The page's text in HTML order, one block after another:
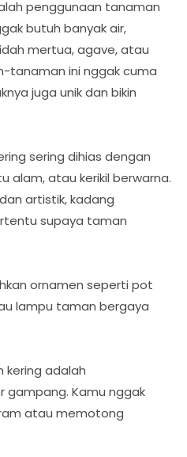
penggunaan tanaman
butuh banyak air,
mertua, agave, atau
tanaman ini nggak cuma
juga unik dan bikin
sering dihias dengan
alam, atau kerikil berwarna.
artistik, kadang
supaya taman
ornamen seperti pot
lampu taman bergaya
kering adalah
gampang. Kamu nggak
atau memotong